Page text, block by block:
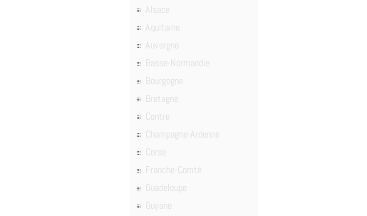
Alsace
Aquitaine
Auvergne
Basse-Normandie
Bourgogne
Bretagne
Centre
Champagne-Ardenne
Corse
Franche-Comté
Guadeloupe
Guyane